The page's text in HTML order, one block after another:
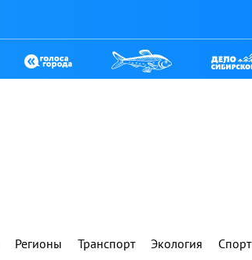
Регионы Транспорт Экология Спорт